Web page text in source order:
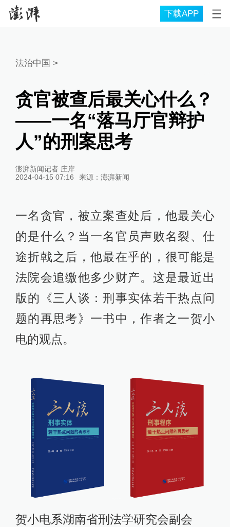
下载APP
法治中国 >
贪官被查后最关心什么？
——一名“落马厅官辩护
人”的刑案思考
澎湃新闻记者 庄岸
2024-04-15 07:16
来源： 澎湃新闻
一名贪官，被立案查处后，他最关心
的是什么？当一名官员声败名裂、仕
途折戟之后，他最在乎的，很可能是
法院会追缴他多少财产。这是最近出
版的《三人谈：刑事实体若干热点问
题的再思考》一书中，作者之一贺小
电的观点。
贺小电系湖南省刑法学研究会副会